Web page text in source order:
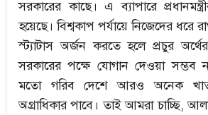
সরকারের কাছে। এ ব্যাপারে
হয়েছে। বিশ্বকাপ পর্যায়ে নিজেদের ধরে
স্ট্যাটাস অর্জন করতে হলে প্রচুর
সরকারের পক্ষে যোগান দেওয়া
মতো গরিব দেশে আরও অনেক
অগ্রাধিকার পাবে। তাই আমরা চাচ্ছি,